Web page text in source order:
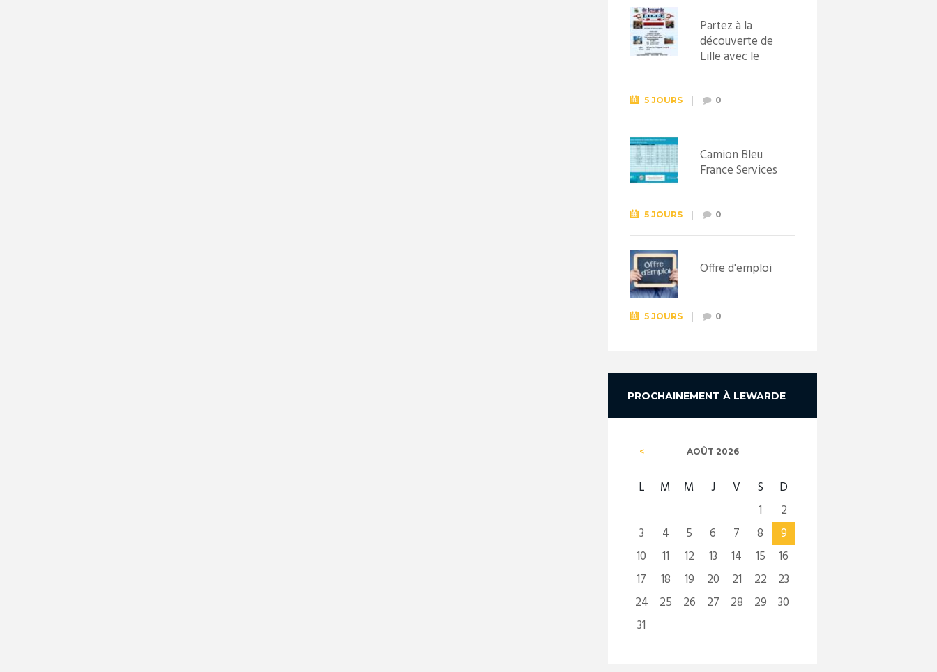
Partez à la
découverte de
Lille avec le
Lewarde, le 26
septembre !
5 JOURS 0
Camion Bleu
France Services
5 JOURS 0
Offre d'emploi
5 JOURS 0
PROCHAINEMENT À LEWARDE
AOÛT 2026
L M M J V S
D
1
2
3
4 5 6 7 8
9
10
11 12 13 14 15
16
17
18 19 20 21 22
23
24
25 26 27 28 29
30
31